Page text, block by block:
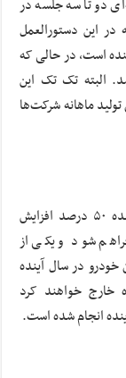
دو تا سه جلسه در
این دستورالعمل
است، در حالی که
البته تک تک این
ماهانه شرکت‌ها
فاطمی امین با بیان اینکه تولید خودرو در سال آینده ۵۰ درصد افزایش
شود و یکی از
خودرو در سال آینده
رده خارج خواهند کرد
انجام شده است.